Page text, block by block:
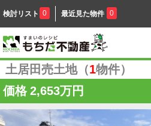
検討リスト 0 最近見た物件 0
土居田売土地（1物件）
価格 2,653万円